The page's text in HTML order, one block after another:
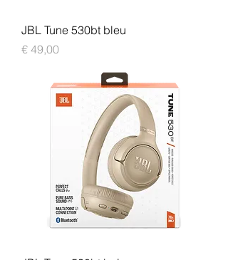
JBL Tune 530bt bleu
Prijs
€ 49,00